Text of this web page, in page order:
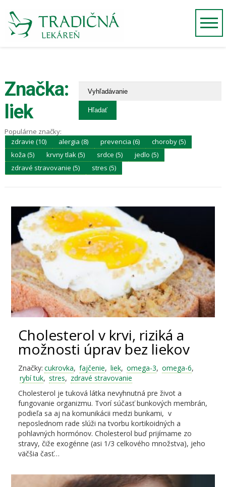
Značka:
liek
Populárne značky:
zdravie (10)
alergia (8) prevencia (6)
choroby (5)
koža (5)
krvny tlak (5) srdce (5)
jedlo (5)
zdravé stravovanie (5)
stres (5)
Cholesterol v krvi, riziká a
možnosti úprav bez liekov
Značky: cukrovka, fajčenie, liek, omega-3, omega-6,
rybí tuk, stres, zdravé stravovanie
Cholesterol je tuková látka nevyhnutná pre život a
fungovanie organizmu. Tvorí súčasť bunkových membrán,
podieľa sa aj na komunikácii medzi bunkami, v
neposlednom rade slúži na tvorbu kortikoidných a
pohlavných hormónov. Cholesterol buď prijímame zo
stravy, čiže exogénne (asi 1/3 celkového množstva), jeho
väčšia časť…